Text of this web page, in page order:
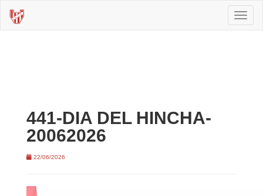
441-DIA DEL HINCHA-
20062026
22/06/2026